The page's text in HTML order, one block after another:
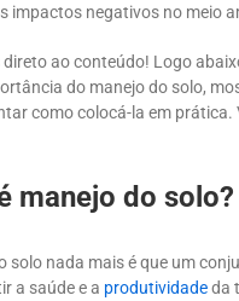
impactos negativos no meio
ao conteúdo! Logo
do manejo do solo,
como colocá-la em prática.
manejo do solo?
solo nada mais é que um
a saúde e a produtividadeda